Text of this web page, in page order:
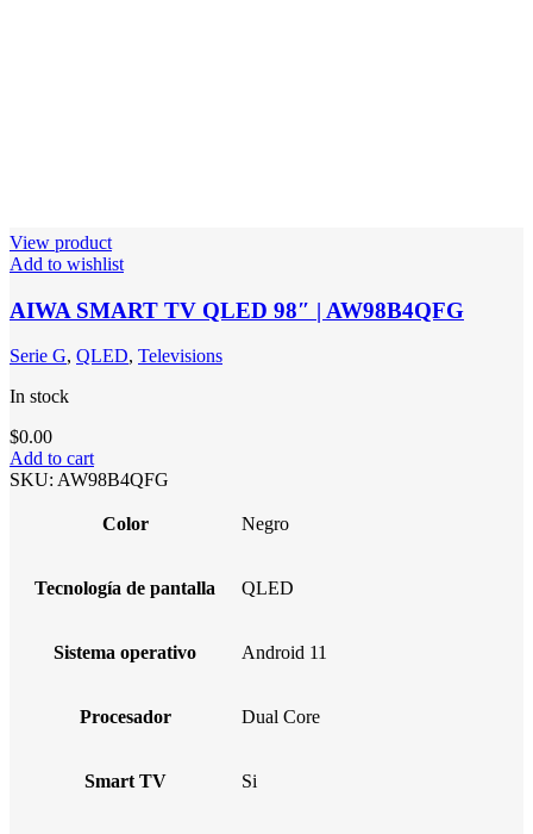
View product
Add to wishlist
AIWA SMART TV QLED 98″ | AW98B4QFG
Serie G, QLED, Televisions
In stock
$0.00
Add to cart
SKU: AW98B4QFG
Color Negro
Tecnología de pantalla QLED
Sistema operativo Android 11
Procesador Dual Core
Smart TV Si